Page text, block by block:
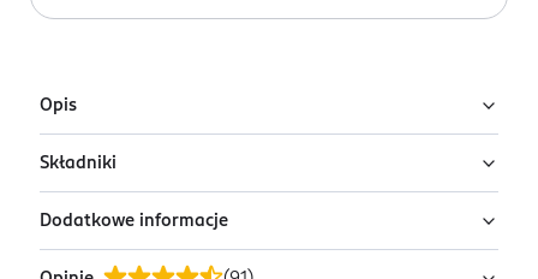
Opis
Podkład nawilżający Eveline Better Than
Perfect w odcieniu Light Vanilla
nadaje cerze naturalny, promienny wygląd i świeże,
Składniki
Ingredients: Aqua (Water), Dimethicone, Isododecane,
PEG-10 Dimethicone, Trimethylsiloxysilicate,
Dodatkowe informacje